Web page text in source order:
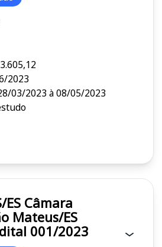
2023
03/2023 à 08/05/2023
001/2023